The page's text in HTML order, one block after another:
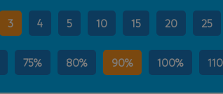
3 4 5 10 15 20 25
75% 80% 90% 100%